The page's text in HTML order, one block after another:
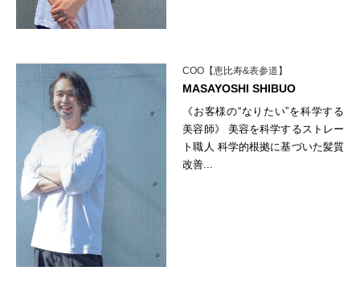
COO【恵比寿&表参道】
MASAYOSHI SHIBUO
《お客様の“なりたい”を科学する
美容師》 美容を科学するストレー
ト職人 科学的根拠に基づいた髪質
改善...